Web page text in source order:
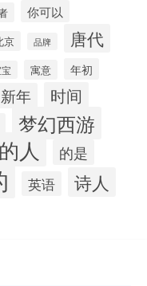
你可以
京 品牌 唐代
寓意 年初
新年 时间
梦幻西游
的人 的是
英语 诗人